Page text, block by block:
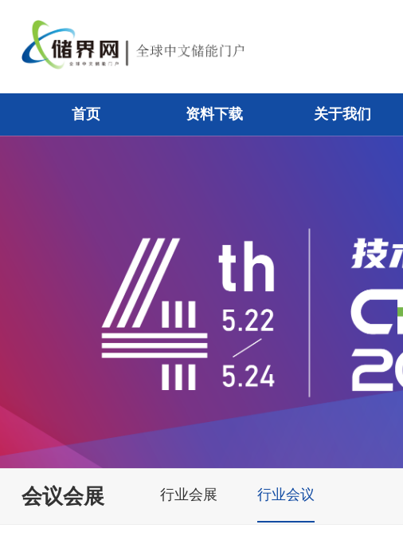
首页 资料下载 关于我们
会议会展 行业会展 行业会议